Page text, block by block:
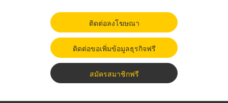
ติดต่อลงโฆษณา
ติดต่อขอเพิ่มข้อมูลธุรกิจฟรี
สมัครสมาชิกฟรี